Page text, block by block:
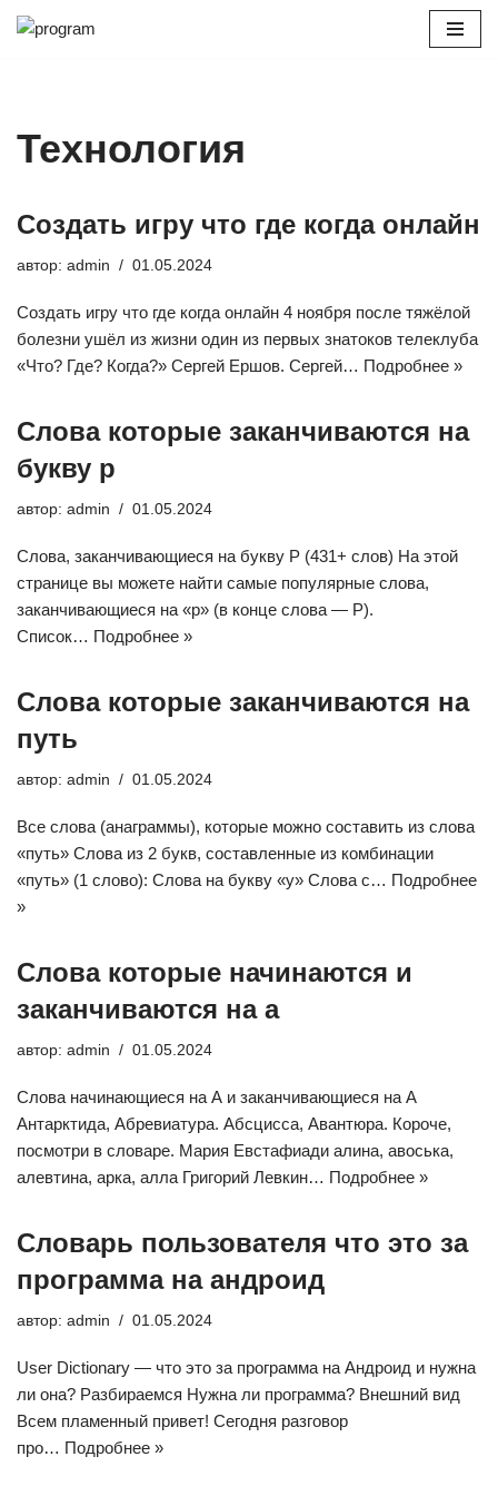
Технология
Создать игру что где когда онлайн
автор: admin 01.05.2024
Создать игру что где когда онлайн 4 ноября после тяжёлой
болезни ушёл из жизни один из первых знатоков телеклуба
«Что? Где? Когда?» Сергей Ершов. Сергей… Подробнее »
Слова которые заканчиваются на
букву р
автор: admin 01.05.2024
Слова, заканчивающиеся на букву Р (431+ слов) На этой
странице вы можете найти самые популярные слова,
заканчивающиеся на «р» (в конце слова — Р).
Список… Подробнее »
Слова которые заканчиваются на
путь
автор: admin 01.05.2024
Все слова (анаграммы), которые можно составить из слова
«путь» Слова из 2 букв, составленные из комбинации
«путь» (1 слово): Слова на букву «у» Слова c… Подробнее
»
Слова которые начинаются и
заканчиваются на а
автор: admin 01.05.2024
Слова начинающиеся на А и заканчивающиеся на А
Антарктида, Абревиатура. Абсцисса, Авантюра. Короче,
посмотри в словаре. Мария Евстафиади алина, авоська,
алевтина, арка, алла Григорий Левкин… Подробнее »
Словарь пользователя что это за
программа на андроид
автор: admin 01.05.2024
User Dictionary — что это за программа на Андроид и нужна
ли она? Разбираемся Нужна ли программа? Внешний вид
Всем пламенный привет! Сегодня разговор
про… Подробнее »